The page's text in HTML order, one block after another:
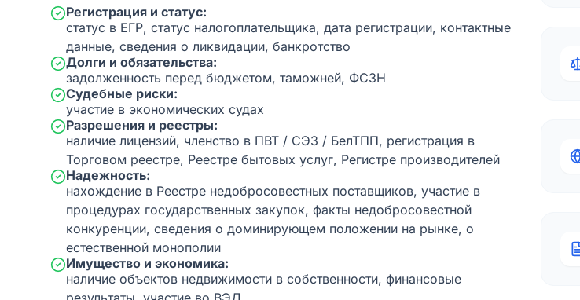
Регистрация и статус:
статус в ЕГР, статус налогоплательщика, дата регистрации, контактные
данные, сведения о ликвидации, банкротство
Долги и обязательства:
задолженность перед бюджетом, таможней, ФСЗН
Судебные риски:
участие в экономических судах
Разрешения и реестры:
наличие лицензий, членство в ПВТ / СЭЗ / БелТПП, регистрация в
Торговом реестре, Реестре бытовых услуг, Регистре производителей
Надежность:
нахождение в Реестре недобросовестных поставщиков, участие в
процедурах государственных закупок, факты недобросовестной
конкуренции, сведения о доминирующем положении на рынке, о
естественной монополии
Имущество и экономика:
наличие объектов недвижимости в собственности, финансовые